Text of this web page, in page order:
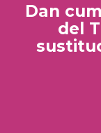
Dan
del